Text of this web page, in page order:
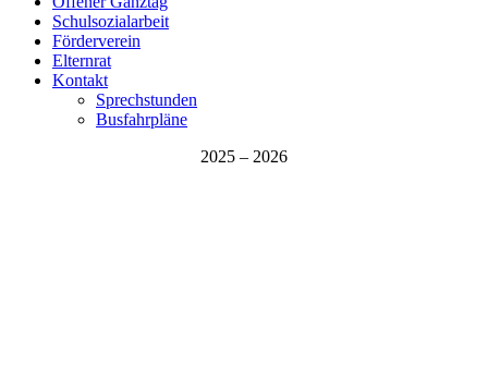
Schulsozialarbeit
Förderverein
Elternrat
Kontakt
Sprechstunden
Busfahrpläne
2025 – 2026